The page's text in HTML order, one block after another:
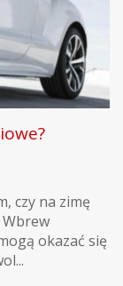
czy na zimę
okazać się